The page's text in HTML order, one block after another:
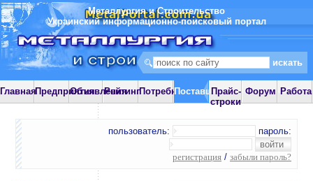
Металлургия и Строительство
Украинский информационно-поисковый портал
ГлавнаяПредприятияОбъявления
РейтингПотребностиПоставщики
Прайс-
строки
Форум Работа
пользователь: пароль:
регистрация / забыли пароль?